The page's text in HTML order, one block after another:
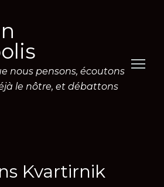
nous pensons, écoutons
le nôtre, et débattons
Kvartirnik